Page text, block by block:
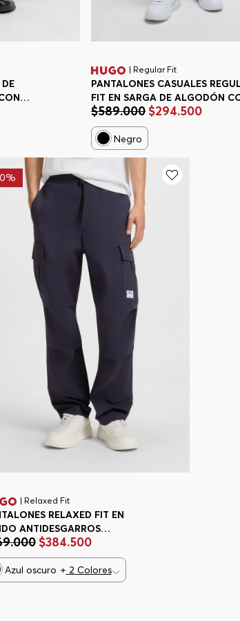
| Regular Fit
PANTALONES CASUALES
FIT EN SARGA DE ALGODÓN
ETIQUETA DE LA MARCA
$589.000 $294.500
Negro
| Relaxed Fit
RELAXED FIT EN
ANTIDESGARROS
CASUALES RELAXED
.000 $384.500
Azul oscuro + 2 Colores